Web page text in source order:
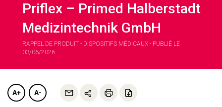
Priflex – Primed Halberstadt
Medizintechnik GmbH
RAPPEL DE PRODUIT - DISPOSITIFS MÉDICAUX - PUBLIÉ LE
03/06/2026
A+ A-